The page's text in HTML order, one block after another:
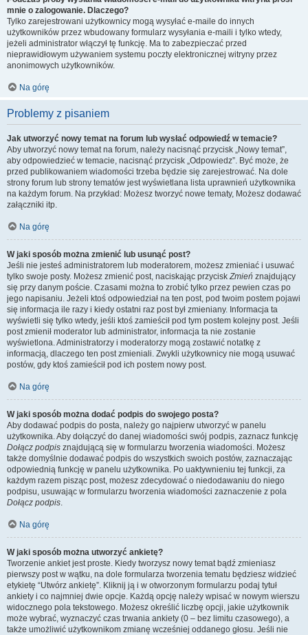
mnie o zalogowanie. Dlaczego?
Tylko zarejestrowani użytkownicy mogą wysyłać e-maile do innych
użytkowników przez wbudowany formularz wysyłania e-maili i tylko wtedy,
jeżeli administrator włączył tę funkcję. Ma to zabezpieczać przed
nieprawidłowym używaniem systemu poczty elektronicznej witryny przez
anonimowych użytkowników.
Na górę
Problemy z pisaniem
Jak utworzyć nowy temat na forum lub wysłać odpowiedź w temacie?
Aby utworzyć nowy temat na forum, należy nacisnąć przycisk „Nowy temat”,
aby odpowiedzieć w temacie, nacisnąć przycisk „Odpowiedz”. Być może, że
przed publikowaniem wiadomości trzeba będzie się zarejestrować. Na dole
strony forum lub strony tematów jest wyświetlana lista uprawnień użytkownika
na każdym forum. Na przykład: Możesz tworzyć nowe tematy, Możesz dodawać
załączniki itp.
Na górę
W jaki sposób można zmienić lub usunąć post?
Jeśli nie jesteś administratorem lub moderatorem, możesz zmieniać i usuwać
tylko swoje posty. Możesz zmienić post, naciskając przyciskZmień znajdujący
się przy danym poście. Czasami można to zrobić tylko przez pewien czas po
jego napisaniu. Jeżeli ktoś odpowiedział na ten post, pod twoim postem pojawi
się informacja ile razy i kiedy ostatni raz post był zmieniany. Informacja ta
wyświetli się tylko wtedy, jeśli ktoś zamieścił pod tym postem kolejny post. Jeśli
post zmienił moderator lub administrator, informacja ta nie zostanie
wyświetlona. Administratorzy i moderatorzy mogą zostawić notatkę z
informacją, dlaczego ten post zmieniali. Zwykli użytkownicy nie mogą usuwać
postów, gdy ktoś zamieścił pod ich postem nowy post.
Na górę
W jaki sposób można dodać podpis do swojego posta?
Aby dodawać podpis do posta, należy go najpierw utworzyć w panelu
użytkownika. Aby dołączyć do danej wiadomości swój podpis, zaznacz funkcję
Dołącz podpis znajdującą się w formularzu tworzenia wiadomości. Możesz
także domyślnie dodawać podpis do wszystkich swoich postów, zaznaczając
odpowiednią funkcję w panelu użytkownika. Po uaktywnieniu tej funkcji, za
każdym razem pisząc post, możesz zdecydować o niedodawaniu do niego
podpisu, usuwając w formularzu tworzenia wiadomości zaznaczenie z pola
Dołącz podpis.
Na górę
W jaki sposób można utworzyć ankietę?
Tworzenie ankiet jest proste. Kiedy tworzysz nowy temat bądź zmieniasz
pierwszy post w wątku, na dole formularza tworzenia tematu będziesz widzieć
etykietę “Utwórz ankietę”. Kliknij ją i w otworzonym formularzu podaj tytuł
ankiety i co najmniej dwie opcje. Każdą opcję należy wpisać w nowym wierszu
widocznego pola tekstowego. Możesz określić liczbę opcji, jakie użytkownik
może wybrać, wyznaczyć czas trwania ankiety (0 – bez limitu czasowego), a
także umożliwić użytkownikom zmianę wcześniej oddanego głosu. Jeśli nie